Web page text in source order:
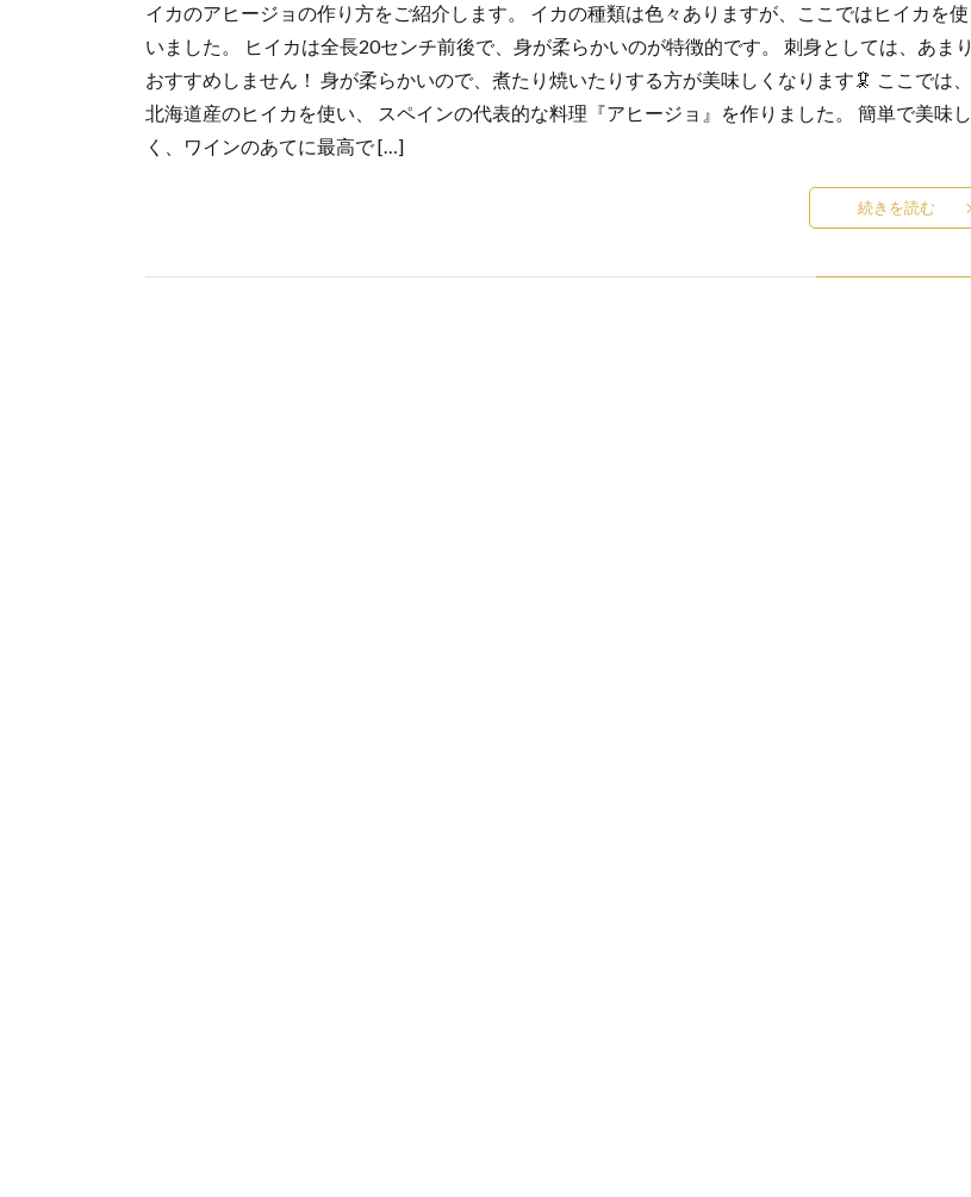
イカのアヒージョの作り方をご紹介します。 イカの種類は色々ありますが、ここではヒイカを使
いました。 ヒイカは全長20センチ前後で、身が柔らかいのが特徴的です。 刺身としては、あまり
おすすめしません！ 身が柔らかいので、煮たり焼いたりする方が美味しくなります🦑 ここでは、
北海道産のヒイカを使い、 スペインの代表的な料理『アヒージョ』を作りました。 簡単で美味し
く、ワインのあてに最高で […]
続きを読む